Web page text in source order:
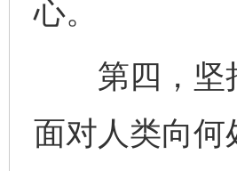
心。
第四，坚持
面对人类向何